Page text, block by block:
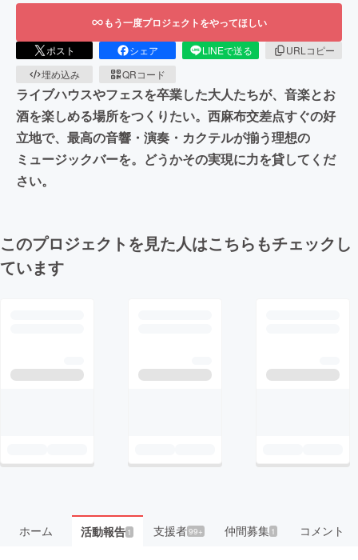
もう一度プロジェクトをやってほしい
ポスト シェア LINEで送る
URLコピー
埋め込み
QRコード
ライブハウスやフェスを卒業した大人たちが、音楽とお
酒を楽しめる場所をつくりたい。西麻布交差点すぐの好
立地で、最高の音響・演奏・カクテルが揃う理想の
ミュージックバーを。どうかその実現に力を貸してくだ
さい。
このプロジェクトを見た人はこちらもチェックし
ています
ホーム 活動報告1 支援者99+ 仲間募集 1 コメント